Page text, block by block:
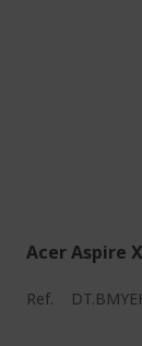
Acer Aspire
Ref.